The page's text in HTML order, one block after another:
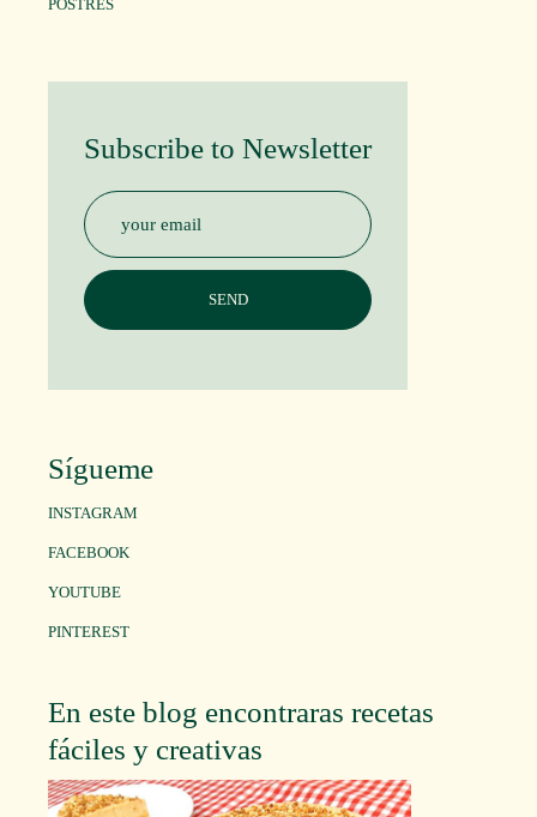
POSTRES
Subscribe to Newsletter
Sígueme
INSTAGRAM
FACEBOOK
YOUTUBE
PINTEREST
En este blog encontraras recetas
fáciles y creativas